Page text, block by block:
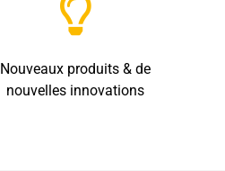
Nouveaux produits & de
nouvelles innovations